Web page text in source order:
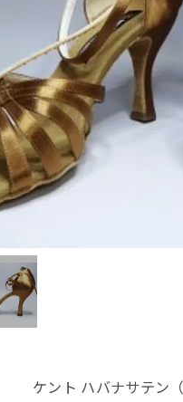
ケント ハバナサテン